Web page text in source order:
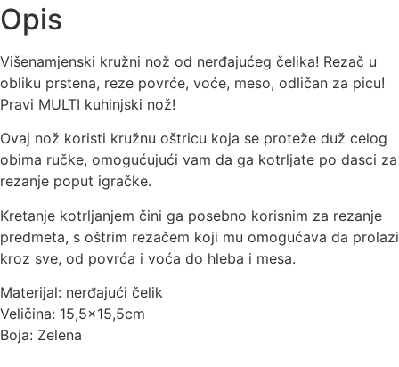
Opis
Višenamjenski kružni nož od nerđajućeg čelika! Rezač u
obliku prstena, reze povrće, voće, meso, odličan za picu!
Pravi MULTI kuhinjski nož!
Ovaj nož koristi kružnu oštricu koja se proteže duž celog
obima ručke, omogućujući vam da ga kotrljate po dasci za
rezanje poput igračke.
Kretanje kotrljanjem čini ga posebno korisnim za rezanje
predmeta, s oštrim rezačem koji mu omogućava da prolazi
kroz sve, od povrća i voća do hleba i mesa.
Materijal: nerđajući čelik
Veličina: 15,5×15,5cm
Boja: Zelena